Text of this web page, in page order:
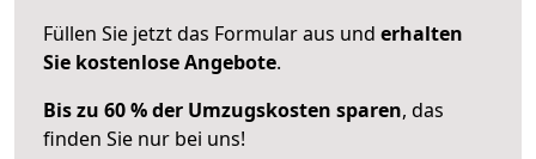
Füllen Sie jetzt das Formular aus und erhalten
Sie kostenlose Angebote.
Bis zu 60 % der Umzugskosten sparen, das
finden Sie nur bei uns!